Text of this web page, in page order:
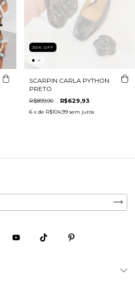
30% OFF
SCARPIN CARLA PYTHON
PRETO
R$899,90 R$629,93
6 x de R$104,99 sem juros